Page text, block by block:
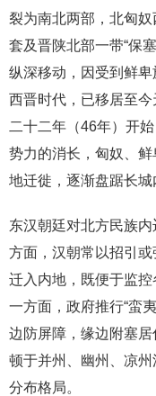
裂为南北两部，北匈
套及晋陕北部一带“保
纵深移动，因受到鲜
西晋时代，已移居至
二十二年（46年）开
势力的消长，匈奴、
地迁徙，逐渐盘踞长城
东汉朝廷对北方民族
方面，汉朝常以招引
迁入内地，既便于监
一方面，政府推行“蛮
边防屏障，缘边附塞
顿于并州、幽州、凉州
分布格局。